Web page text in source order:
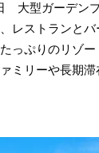
大型ガーデン
レストランと
っぷりのリゾ
ミリーや長期滞